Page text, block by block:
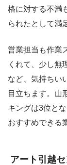
格に対する不満
られたとして満
営業担当も作業
くれて、少し無
など、気持ちい
目立ちます。山
キングは3位と
おすすめできる
アート引越